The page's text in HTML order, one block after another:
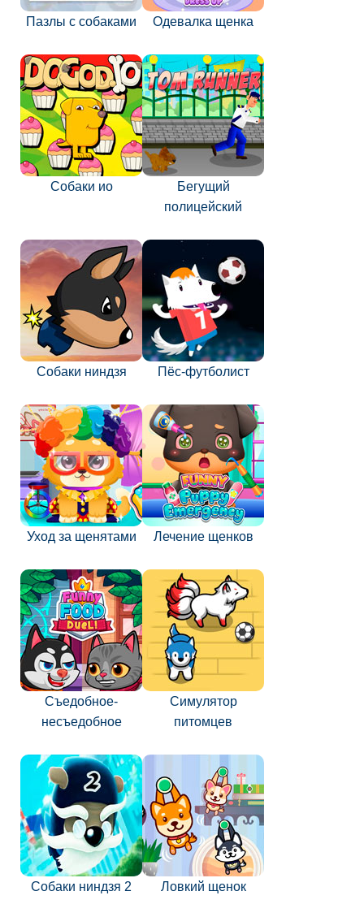
Пазлы с собаками Одевалка щенка
Собаки ио
Бегущий
полицейский
Собаки ниндзя Пёс-футболист
Уход за щенятами Лечение щенков
Съедобное-
несъедобное
Симулятор
питомцев
Собаки ниндзя 2 Ловкий щенок